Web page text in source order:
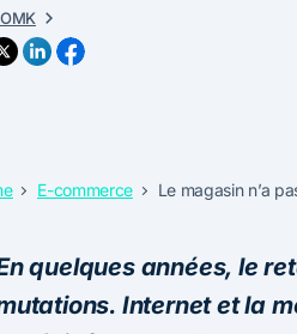
E-commerce Le magasin n’a
quelques années, le
Internet et la